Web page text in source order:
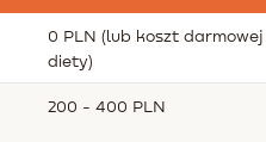
0 PLN (lub koszt darmowej
diety)
200 - 400 PLN